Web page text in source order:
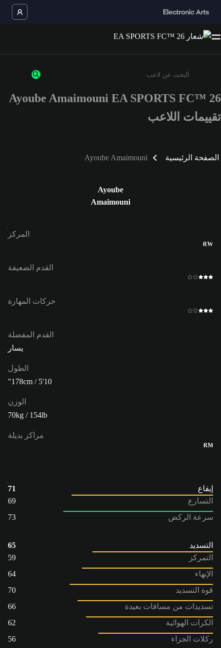
أدخل 3 أحرف أو أرقام على الأقل
Ayoube Amaimouni EA SPORTS FC™ 26
تقييمات اللاعب
الصفحة الرئيسية Ayoube Amaimouni
Ayoube
Amaimouni
المركز
RW
القدم الضعيفة
حركات المهارة
القدم المفضلة
يسار
الطول
178cm / 5'10"
الوزن
70kg / 154lb
مراكز بديلة
RM
إيقاع
71
التسارع
69
سرعة الركض
73
التسديد
65
التمركز
59
الإنهاء
64
قوة التسديد
70
تسديدات من مسافات بعيدة
66
الكرات الهوائية
62
ركلات الجزاء
56